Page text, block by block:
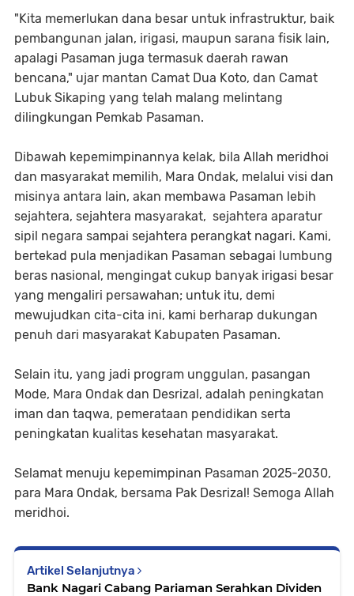
"Kita memerlukan dana besar untuk infrastruktur, baik
pembangunan jalan, irigasi, maupun sarana fisik lain,
apalagi Pasaman juga termasuk daerah rawan
bencana," ujar mantan Camat Dua Koto, dan Camat
Lubuk Sikaping yang telah malang melintang
dilingkungan Pemkab Pasaman.
Dibawah kepemimpinannya kelak, bila Allah meridhoi
dan masyarakat memilih, Mara Ondak, melalui visi dan
misinya antara lain, akan membawa Pasaman lebih
sejahtera, sejahtera masyarakat, sejahtera aparatur
sipil negara sampai sejahtera perangkat nagari. Kami,
bertekad pula menjadikan Pasaman sebagai lumbung
beras nasional, mengingat cukup banyak irigasi besar
yang mengaliri persawahan; untuk itu, demi
mewujudkan cita-cita ini, kami berharap dukungan
penuh dari masyarakat Kabupaten Pasaman.
Selain itu, yang jadi program unggulan, pasangan
Mode, Mara Ondak dan Desrizal, adalah peningkatan
iman dan taqwa, pemerataan pendidikan serta
peningkatan kualitas kesehatan masyarakat.
Selamat menuju kepemimpinan Pasaman 2025-2030,
para Mara Ondak, bersama Pak Desrizal! Semoga Allah
meridhoi.
Artikel Selanjutnya
Bank Nagari Cabang Pariaman Serahkan Dividen